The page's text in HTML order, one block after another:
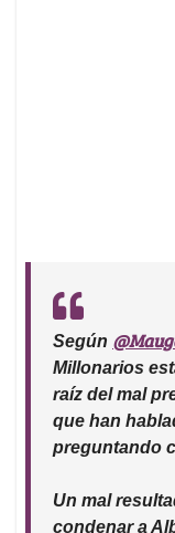
Según
Millonarios
raíz del mal
que han
preguntando
Un mal
condenar a